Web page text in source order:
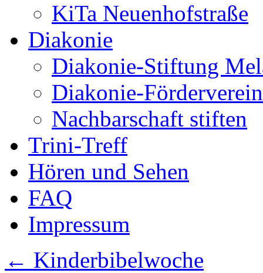
KiTa Neuenhofstraße
Diakonie
Diakonie-Stiftung
Diakonie-
Nachbarschaft stiften
Trini-Treff
Hören und Sehen
FAQ
Impressum
← Kinderbibelwoche